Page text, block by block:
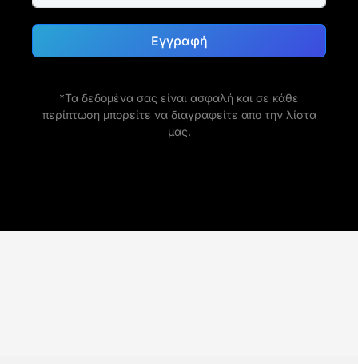
Εγγραφή
*Τα δεδομένα σας είναι ασφαλή και σε κάθε
περίπτωση μπορείτε να διαγραφείτε απο την λίστα
μας.